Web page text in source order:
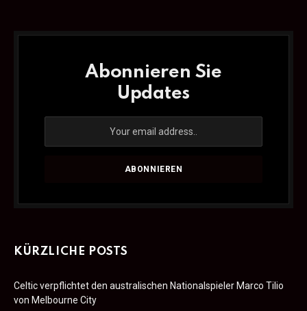
Abonnieren Sie
Updates
KÜRZLICHE POSTS
Celtic verpflichtet den australischen Nationalspieler Marco Tilio
von Melbourne City